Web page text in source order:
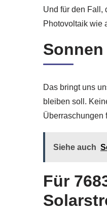
Und für den Fall,
Photovoltaik wie
Das bringt uns
bleiben soll.
Überraschungen
Siehe auch
Für